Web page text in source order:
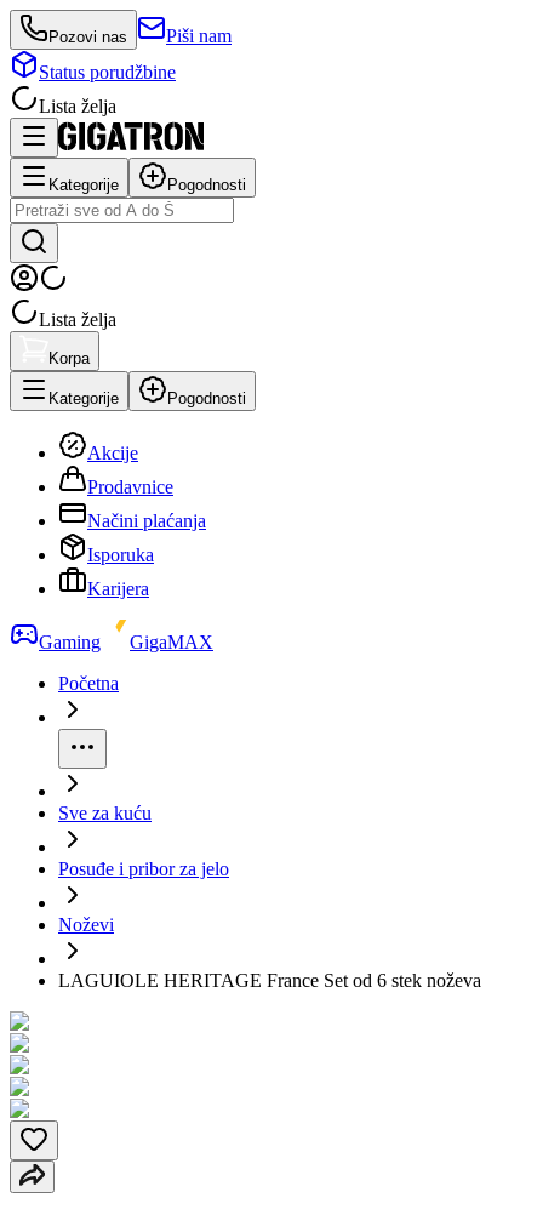
Pozovi nas
Piši nam
Status porudžbine
Lista želja
Kategorije Pogodnosti
Lista želja
Korpa
Kategorije Pogodnosti
Akcije
Prodavnice
Načini plaćanja
Isporuka
Karijera
Gaming
GigaMAX
Početna
Sve za kuću
Posuđe i pribor za jelo
Noževi
LAGUIOLE HERITAGE France Set od 6 stek noževa